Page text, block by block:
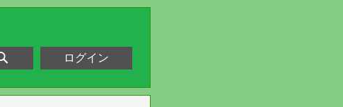
ログイン